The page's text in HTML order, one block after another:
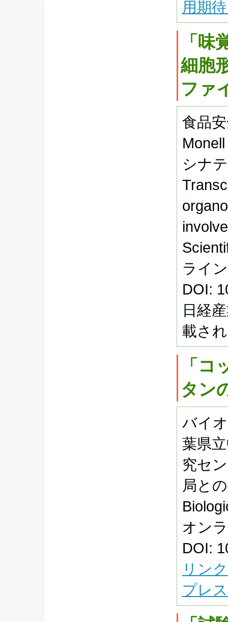
用期
「
細胞
ファ
食品
シナ
ライ
DOI:
日経
載さ
「
タン
バイ
葉県
究セ
局と
オン
DOI:
リンク
プレ